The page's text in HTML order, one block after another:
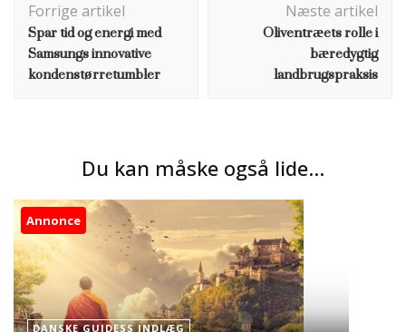
Forrige artikel
Spar tid og energi med
Samsungs innovative
kondenstørretumbler
Næste artikel
Oliventræets rolle i
bæredygtig
landbrugspraksis
Du kan måske også lide...
Annonce
DANSKE GUIDESS INDLÆG